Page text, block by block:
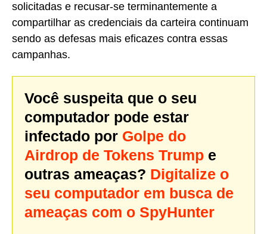
solicitadas e recusar-se terminantemente a
compartilhar as credenciais da carteira continuam
sendo as defesas mais eficazes contra essas
campanhas.
Você suspeita que o seu
computador pode estar
infectado por Golpe do
Airdrop de Tokens Trump e
outras ameaças? Digitalize o
seu computador em busca de
ameaças com o SpyHunter